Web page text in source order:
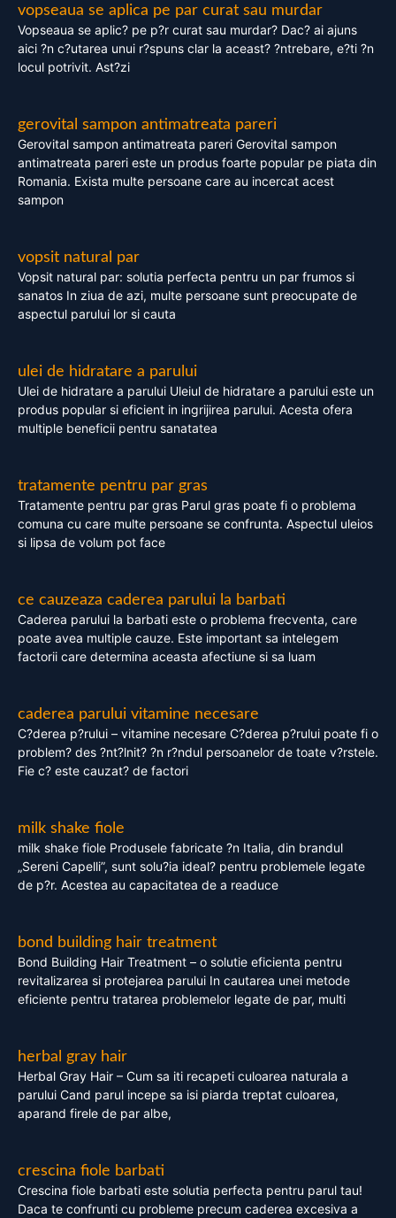
vopseaua se aplica pe par curat sau murdar
Vopseaua se aplic? pe p?r curat sau murdar? Dac? ai ajuns
aici ?n c?utarea unui r?spuns clar la aceast? ?ntrebare, e?ti ?n
locul potrivit. Ast?zi
gerovital sampon antimatreata pareri
Gerovital sampon antimatreata pareri Gerovital sampon
antimatreata pareri este un produs foarte popular pe piata din
Romania. Exista multe persoane care au incercat acest
sampon
vopsit natural par
Vopsit natural par: solutia perfecta pentru un par frumos si
sanatos In ziua de azi, multe persoane sunt preocupate de
aspectul parului lor si cauta
ulei de hidratare a parului
Ulei de hidratare a parului Uleiul de hidratare a parului este un
produs popular si eficient in ingrijirea parului. Acesta ofera
multiple beneficii pentru sanatatea
tratamente pentru par gras
Tratamente pentru par gras Parul gras poate fi o problema
comuna cu care multe persoane se confrunta. Aspectul uleios
si lipsa de volum pot face
ce cauzeaza caderea parului la barbati
Caderea parului la barbati este o problema frecventa, care
poate avea multiple cauze. Este important sa intelegem
factorii care determina aceasta afectiune si sa luam
caderea parului vitamine necesare
C?derea p?rului – vitamine necesare C?derea p?rului poate fi o
problem? des ?nt?lnit? ?n r?ndul persoanelor de toate v?rstele.
Fie c? este cauzat? de factori
milk shake fiole
milk shake fiole Produsele fabricate ?n Italia, din brandul
„Sereni Capelli”, sunt solu?ia ideal? pentru problemele legate
de p?r. Acestea au capacitatea de a readuce
bond building hair treatment
Bond Building Hair Treatment – o solutie eficienta pentru
revitalizarea si protejarea parului In cautarea unei metode
eficiente pentru tratarea problemelor legate de par, multi
herbal gray hair
Herbal Gray Hair – Cum sa iti recapeti culoarea naturala a
parului Cand parul incepe sa isi piarda treptat culoarea,
aparand firele de par albe,
crescina fiole barbati
Crescina fiole barbati este solutia perfecta pentru parul tau!
Daca te confrunti cu probleme precum caderea excesiva a